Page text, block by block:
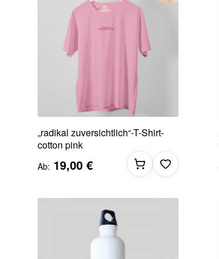
„radikal zuversichtlich“-T-Shirt-
cotton pink
Ab 19,00 €